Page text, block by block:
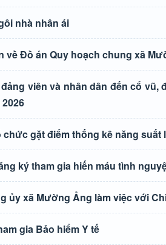
nhà nhân ái
về Đồ án Quy hoạch chung xã
viên và nhân dân đến cổ
gặt điểm thống kê năng suất
ký tham gia hiến máu tình
ủy xã Mường Ảng làm việc với
gia Bảo hiểm Y tế